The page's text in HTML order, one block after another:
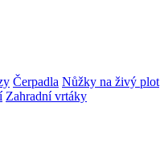
Čerpadla Nůžky na živý plot
Zahradní vrtáky